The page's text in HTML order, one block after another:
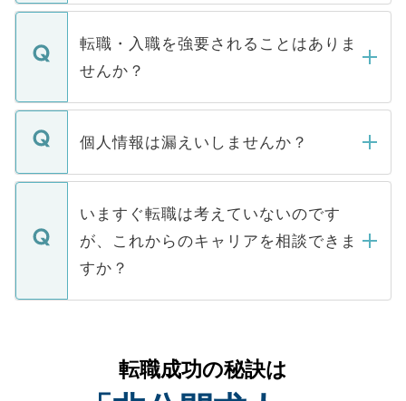
ます。通常、5営業日以内にはご連絡をせて
いただきますので、しばらくお待ちくださ
マイナビDOCTORで取り扱っている求人の
うち約3割は、Webサイトからご覧いただ
けない「非公開求人」です。非公開求人は
下記の理由によって、一般には公開してい
ません。
■応募殺到を避けるため 人気のある医療機
関を公にしてしまうと、応募が殺到する場
に、医療機関が求める条件に合った人材の
みを人材紹介会社に依頼するケースが増え
ています。
転職・入職を強要されることはありま
せんか？
転職・入職を強要することは一切ありませ
ん。また、仮に応募先から内定をいただい
定を承諾する必要はありません。内定先へ
の辞退の連絡はキャリアパートナーが行い
個人情報は漏えいしませんか？
個人情報が漏えいすることはありませんの
で、ご安心ください。当サイトからの登録
などで収集したご登録者様の個人情報は、
ご本人のキャリアアップおよび転職活動の
支援を目的に使用いたします。お預かりし
ているすべての個人データはご本人の許可
は、個人情報の取り扱いについての厳密な
管理基準を満たした事業者のみに付与され
いますぐ転職は考えていないのです
が、これからのキャリアを相談できま
すか？
かがいして、現在の医療機関の状況や紹介
経験をまじえながら、適切なアドバイスを
転職成功の秘訣は